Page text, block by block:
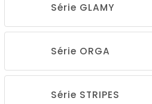
Série GLAMY
Série ORGA
Série STRIPES